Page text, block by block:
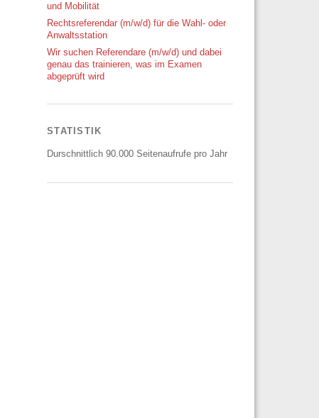
und Mobilität
Rechtsreferendar (m/w/d) für die Wahl- oder
Anwaltsstation
Wir suchen Referendare (m/w/d) und dabei
genau das trainieren, was im Examen
abgeprüft wird
STATISTIK
Durschnittlich 90.000 Seitenaufrufe pro Jahr